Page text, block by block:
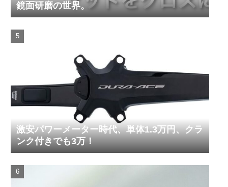
鏡面研磨の世界。
激安パワーメーター時代、単体1.3万円、クラ
ンク付きでも3万！